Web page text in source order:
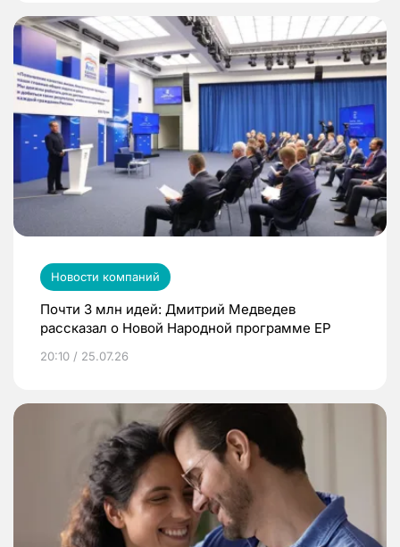
Новости компаний
Почти 3 млн идей: Дмитрий Медведев
рассказал о Новой Народной программе ЕР
20:10 / 25.07.26